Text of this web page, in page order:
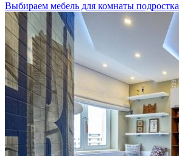
Выбираем мебель для комнаты подростка